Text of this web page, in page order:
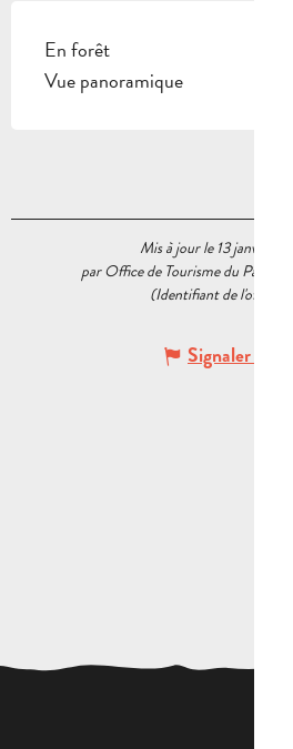
En forêt
Vue panoramique
Mis à jour le 13 janvier
par Office de Tourisme du Pays
(Identifiant de l'offre :
Signaler une